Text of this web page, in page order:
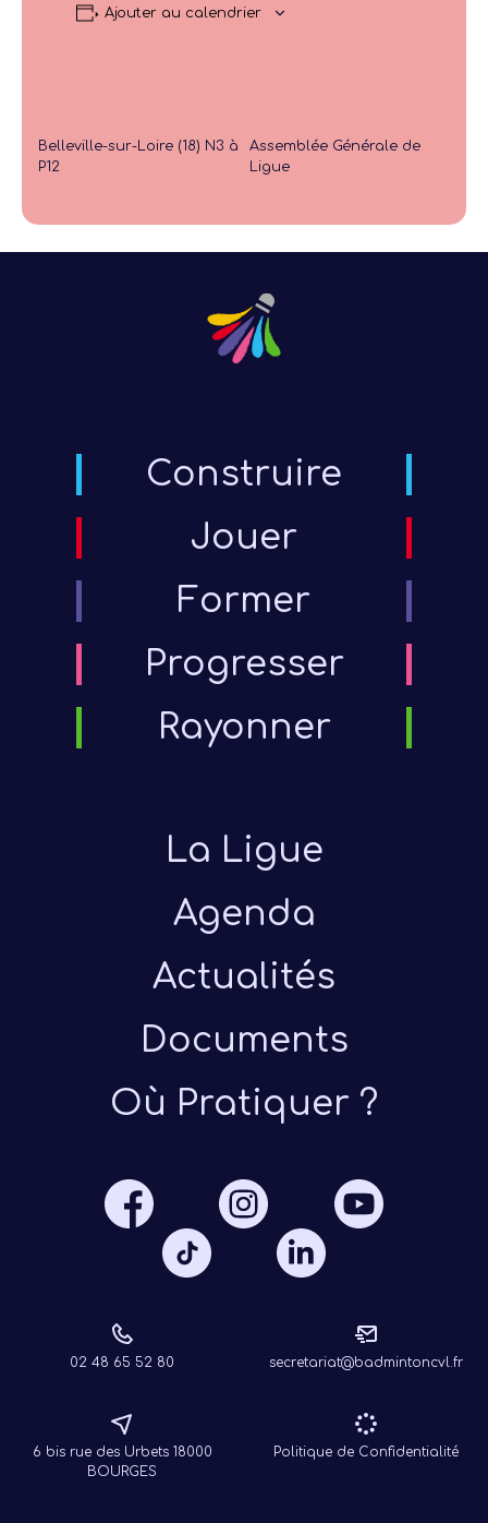
Ajouter au calendrier
Belleville-sur-Loire (18) N3 à
P12
Assemblée Générale de
Ligue
Construire
Jouer
Former
Progresser
Rayonner
La Ligue
Agenda
Actualités
Documents
Où Pratiquer ?
02 48 65 52 80 secretariat@badmintoncvl.fr
6 bis rue des Urbets 18000
BOURGES
Politique de Confidentialité